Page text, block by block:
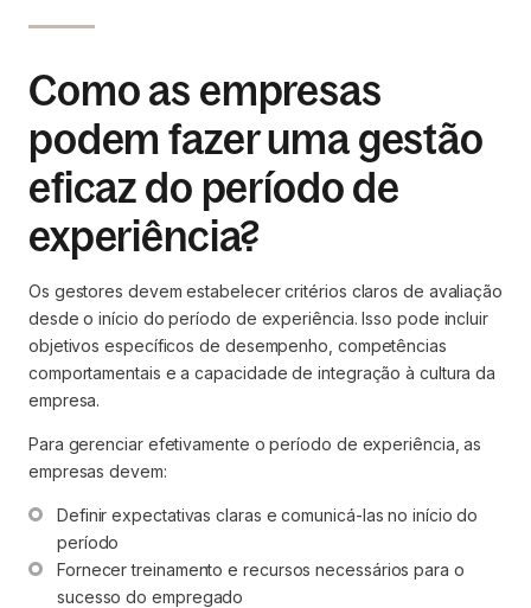
Como as empresas
podem fazer uma gestão
eficaz do período de
experiência?
Os gestores devem estabelecer critérios claros de avaliação
desde o início do período de experiência. Isso pode incluir
objetivos específicos de desempenho, competências
comportamentais e a capacidade de integração à cultura da
empresa.
Para gerenciar efetivamente o período de experiência, as
empresas devem:
Definir expectativas claras e comunicá-las no início do
período
Fornecer treinamento e recursos necessários para o
sucesso do empregado